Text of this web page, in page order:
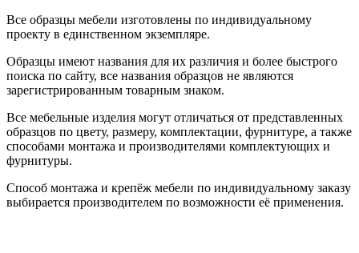
Все образцы мебели изготовлены по индивидуальному
проекту в единственном экземпляре.
Образцы имеют названия для их различия и более быстрого
поиска по сайту, все названия образцов не являются
зарегистрированным товарным знаком.
Все мебельные изделия могут отличаться от представленных
образцов по цвету, размеру, комплектации, фурнитуре, а также
способами монтажа и производителями комплектующих и
фурнитуры.
Способ монтажа и крепёж мебели по индивидуальному заказу
выбирается производителем по возможности её применения.